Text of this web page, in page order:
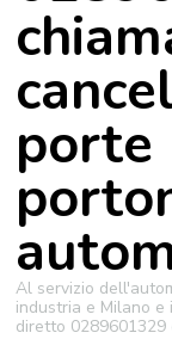
porte
Al servizio
industria e Milano
diretto 0289601329